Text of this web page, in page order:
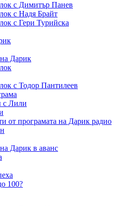
с Димитър Панев
с Надя Брайт
с Гери Турийска
Дарик
с Тодор Пантилеев
с Лили
от програмата на Дарик радио
Дарик в аванс
100?